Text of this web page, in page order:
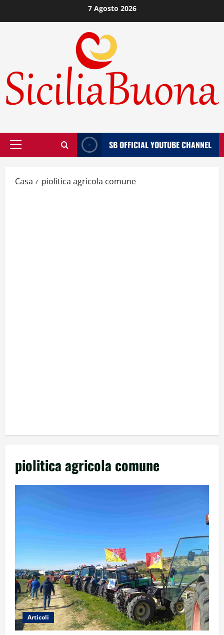
al
7 Agosto 2026
Menù
SB OFFICIAL YOUTUBE CHANNEL
Casa piolitica agricola comune
piolitica agricola comune
Articoli